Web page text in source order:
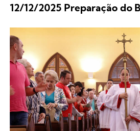
12/12/2025 Preparação do